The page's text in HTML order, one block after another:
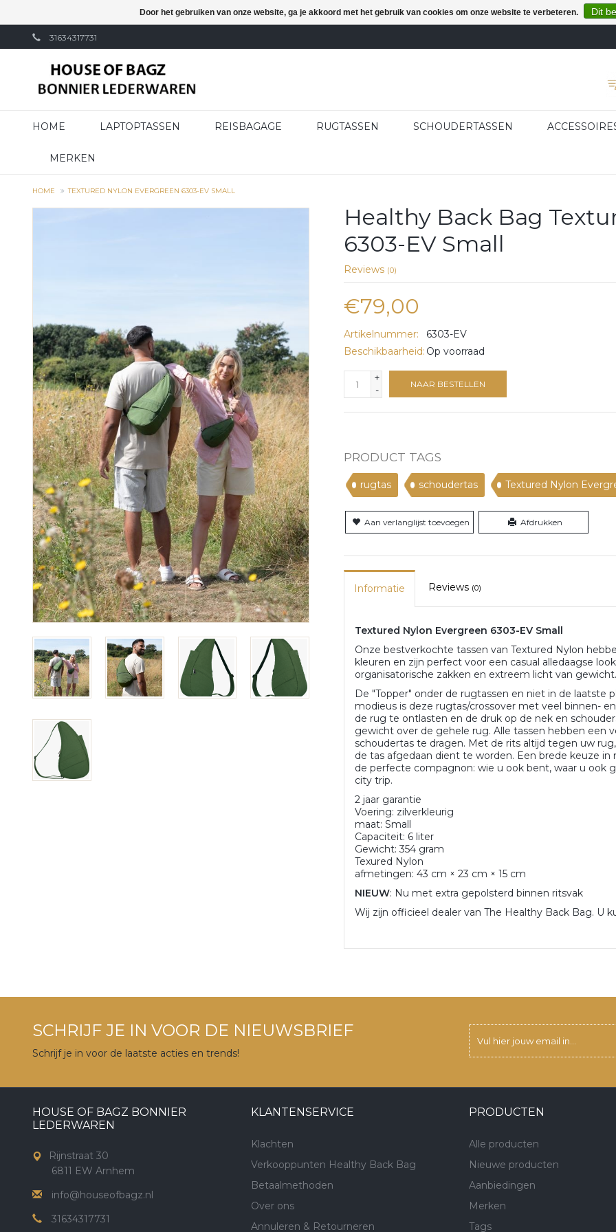
31634317731
HOME LAPTOPTASSEN REISBAGAGE RUGTASSEN SCHOUDERTASSEN
MERKEN
HOME TEXTURED NYLON EVERGREEN 6303-EV SMALL
Healthy Back Bag
6303-EV Small
Reviews (0)
€79,00
Artikelnummer:
6303-EV
Beschikbaarheid: Op voorraad
+
-
NAAR BESTELLEN
PRODUCT TAGS
rugtas schoudertas Textured Nylon
Aan verlanglijst toevoegen Afdrukken
Informatie Reviews (0)
Textured Nylon Evergreen 6303-EV Small
Onze bestverkochte tassen van Textured Nylon
kleuren en zijn perfect voor een casual alledaagse
organisatorische zakken en extreem licht van gewicht.
De "Topper" onder de rugtassen en niet in de laatste
modieus is deze rugtas/crossover met veel binnen-
de rug te ontlasten en de druk op de nek en
gewicht over de gehele rug. Alle tassen hebben een
schoudertas te dragen. Met de rits altijd tegen uw
de tas afgedaan dient te worden. Een brede keuze
de perfecte compagnon: wie u ook bent, waar u ook
city trip.
2 jaar garantie
Voering: zilverkleurig
maat: Small
Capaciteit: 6 liter
Gewicht: 354 gram
Texured Nylon
afmetingen: 43 cm × 23 cm × 15 cm
NIEUW: Nu met extra gepolsterd binnen ritsvak
Wij zijn officieel dealer van The Healthy Back Bag. U
SCHRIJF JE IN VOOR DE NIEUWSBRIEF
Schrijf je in voor de laatste acties en trends!
HOUSE OF BAGZ BONNIER
LEDERWAREN
Rijnstraat 30
6811 EW Arnhem
info@houseofbagz.nl
31634317731
KLANTENSERVICE
Klachten
Verkooppunten Healthy Back Bag
Betaalmethoden
Over ons
Annuleren & Retourneren
PRODUCTEN
Alle producten
Nieuwe producten
Aanbiedingen
Merken
Tags
Door het gebruiken van onze website, ga je akkoord met het gebruik van cookies om onze website te verbeteren. Dit